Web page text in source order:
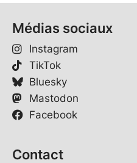
Médias sociaux
Instagram
TikTok
Bluesky
Mastodon
Facebook
Contact